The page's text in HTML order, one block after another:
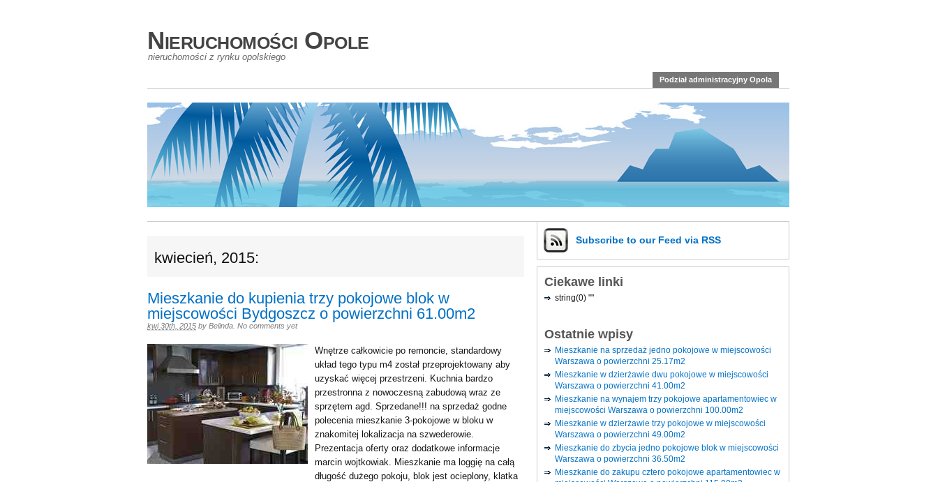
Nieruchomości Opole
nieruchomości z rynku opolskiego
Podział administracyjny Opola
kwiecień, 2015:
Mieszkanie do kupienia trzy pokojowe blok w
miejscowości Bydgoszcz o powierzchni 61.00m2
kwi 30th, 2015 by Belinda No comments yet
Wnętrze całkowicie po remoncie, standardowy
układ tego typu m4 został przeprojektowany aby
uzyskać więcej przestrzeni. Kuchnia bardzo
przestronna z nowoczesną zabudową wraz ze
sprzętem agd. Sprzedane!!! na sprzedaż godne
polecenia mieszkanie 3-pokojowe w bloku w
znakomitej lokalizacja na szwederowie.
Prezentacja oferty oraz dodatkowe informacje
marcin wojtkowiak. Mieszkanie ma loggię na całą
długość dużego pokoju, blok jest ocieplony, klatka
Subscribe to our Feed via RSS
Ciekawe linki
string(0) ""
Ostatnie wpisy
Mieszkanie na sprzedaż jedno pokojowe w miejscowości
Warszawa o powierzchni 25.17m2
Mieszkanie w dzierżawie dwu pokojowe w miejscowości
Warszawa o powierzchni 41.00m2
Mieszkanie na wynajem trzy pokojowe apartamentowiec w
miejscowości Warszawa o powierzchni 100.00m2
Mieszkanie w dzierżawie trzy pokojowe w miejscowości
Warszawa o powierzchni 49.00m2
Mieszkanie do zbycia jedno pokojowe blok w miejscowości
Warszawa o powierzchni 36.50m2
Mieszkanie do zakupu cztero pokojowe apartamentowiec w